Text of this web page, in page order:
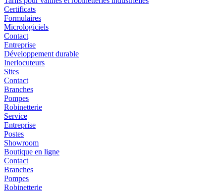
Certificats
Formulaires
Micrologiciels
Contact
Entreprise
Développement durable
Inerlocuteurs
Sites
Contact
Branches
Pompes
Robinetterie
Service
Entreprise
Postes
Showroom
Boutique en ligne
Contact
Branches
Pompes
Robinetterie